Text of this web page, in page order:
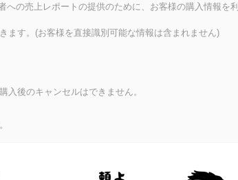
の売上レポートの提供のために、お客様の購入情報を利
ます。(お客様を直接識別可能な情報は含まれません)
入後のキャンセルはできません。